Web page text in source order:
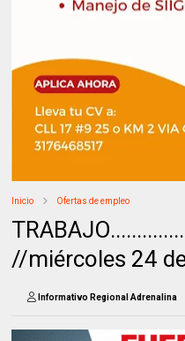
Inicio Ofertas de empleo
//miércoles 24
Informativo Regional Adrenalina